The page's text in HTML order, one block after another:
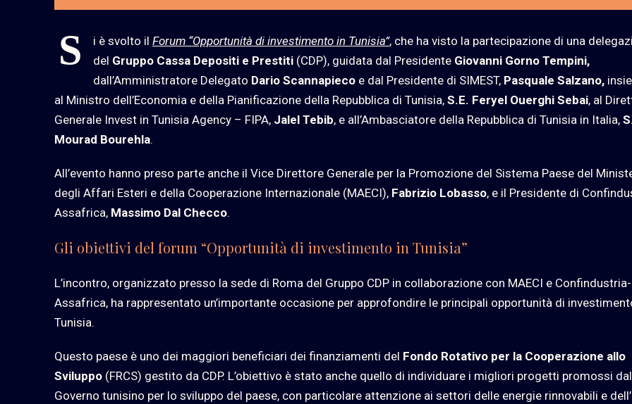
S i è svolto il Forum “Opportunità di investimento in Tunisia”, che ha visto la partecipazione di una
del Gruppo Cassa Depositi e Prestiti (CDP), guidata dal Presidente Giovanni Gorno Tempini,
dall’Amministratore Delegato Dario Scannapieco e dal Presidente di SIMEST, Pasquale Salzano,
al Ministro dell’Economia e della Pianificazione della Repubblica di Tunisia, S.E. Feryel Ouerghi Sebai, al
Generale Invest in Tunisia Agency – FIPA, Jalel Tebib, e all’Ambasciatore della Repubblica di Tunisia in Italia,
Mourad Bourehla.
All’evento hanno preso parte anche il Vice Direttore Generale per la Promozione del Sistema Paese del
degli Affari Esteri e della Cooperazione Internazionale (MAECI), Fabrizio Lobasso, e il Presidente di
Assafrica, Massimo Dal Checco.
Gli obiettivi del forum “Opportunità di investimento in Tunisia”
L’incontro, organizzato presso la sede di Roma del Gruppo CDP in collaborazione con MAECI e Confindustria-
Assafrica, ha rappresentato un’importante occasione per approfondire le principali opportunità di
Tunisia.
Questo paese è uno dei maggiori beneficiari dei finanziamenti del Fondo Rotativo per la Cooperazione allo
Sviluppo (FRCS) gestito da CDP. L’obiettivo è stato anche quello di individuare i migliori progetti promossi dal
Governo tunisino per lo sviluppo del paese, con particolare attenzione ai settori delle energie rinnovabili e